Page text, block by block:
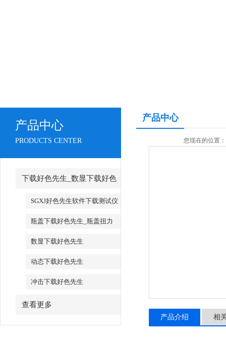
产品中心
PRODUCTS CENTER
下载好色先生_数显下载好色
SGXJ好色先生软件下载测试仪
_SGXJ好色先生软件下载校准仪
瓶盖下载好色先生_瓶盖扭力
测试仪
数显下载好色先生
动态下载好色先生
冲击下载好色先生
查看更多
产品中心
您现在的位置：
产品介绍 相